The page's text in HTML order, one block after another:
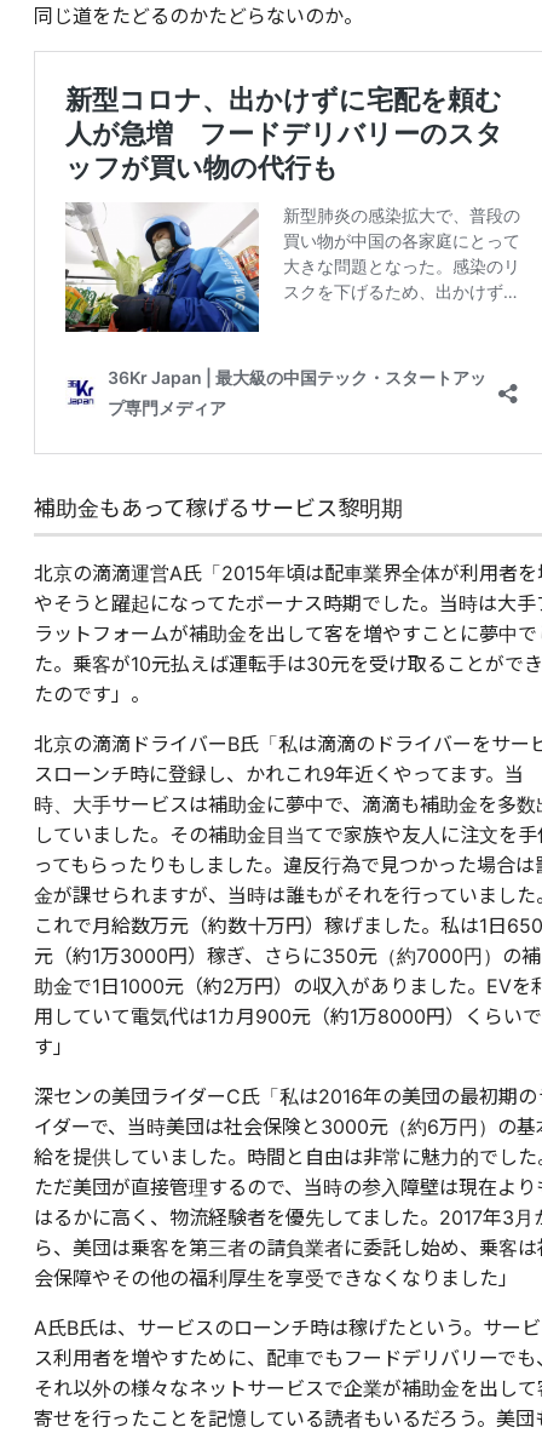
同じ道をたどるのかたどらないのか。
補助金もあって稼げるサービス黎明期
北京の滴滴運営A氏「2015年頃は配車業界全体が利用者を
やそうと躍起になってたボーナス時期でした。当時は大手
ラットフォームが補助金を出して客を増やすことに夢中で
た。乗客が10元払えば運転手は30元を受け取ることができ
たのです」。
北京の滴滴ドライバーB氏「私は滴滴のドライバーをサー
スローンチ時に登録し、かれこれ9年近くやってます。当
時、大手サービスは補助金に夢中で、滴滴も補助金を多数
していました。その補助金目当てで家族や友人に注文を手
ってもらったりもしました。違反行為で見つかった場合は
金が課せられますが、当時は誰もがそれを行っていました
これで月給数万元（約数十万円）稼げました。私は1日650
元（約1万3000円）稼ぎ、さらに350元（約7000円）の補
助金で1日1000元（約2万円）の収入がありました。EVを
用していて電気代は1カ月900元（約1万8000円）くらいで
す」
深センの美団ライダーC氏「私は2016年の美団の最初期の
イダーで、当時美団は社会保険と3000元（約6万円）の基
給を提供していました。時間と自由は非常に魅力的でした
ただ美団が直接管理するので、当時の参入障壁は現在より
はるかに高く、物流経験者を優先してました。2017年3月
ら、美団は乗客を第三者の請負業者に委託し始め、乗客は
会保障やその他の福利厚生を享受できなくなりました」
A氏B氏は、サービスのローンチ時は稼げたという。サービ
ス利用者を増やすために、配車でもフードデリバリーでも
それ以外の様々なネットサービスで企業が補助金を出して
寄せを行ったことを記憶している読者もいるだろう。美団